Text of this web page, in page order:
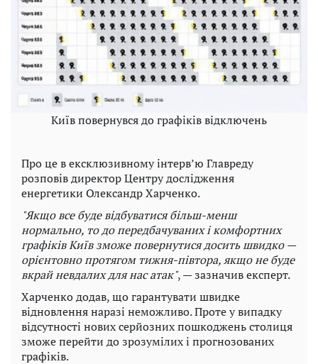
Київ повернувся до графіків відключень
Про це в ексклюзивному інтерв’ю Главреду
розповів директор Центру дослідження
енергетики Олександр Харченко.
"Якщо все буде відбуватися більш-менш
нормально, то до передбачуваних і комфортних
графіків Київ зможе повернутися досить швидко —
орієнтовно протягом тижня-півтора, якщо не буде
вкрай невдалих для нас атак", — зазначив експерт.
Харченко додав, що гарантувати швидке
відновлення наразі неможливо. Проте у випадку
відсутності нових серйозних пошкоджень столиця
зможе перейти до зрозумілих і прогнозованих
графіків.